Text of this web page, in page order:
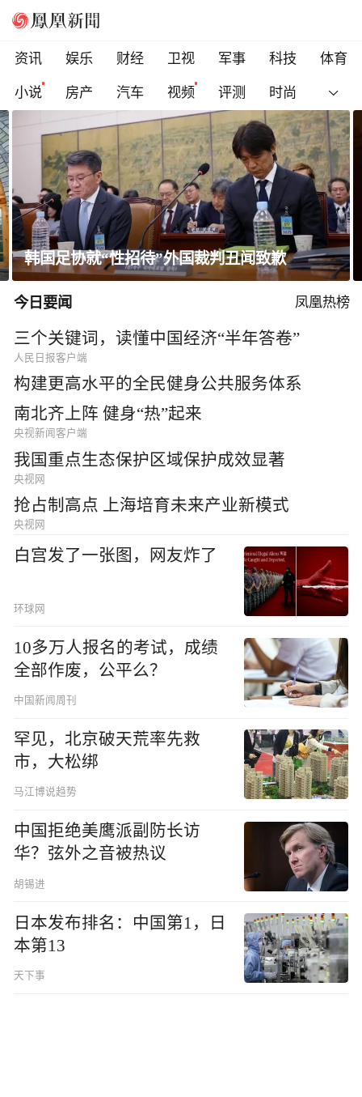
资讯 娱乐 财经 卫视 军事 科技
体育
小说
房产 汽车 视频 评测 时尚
一条隐蔽精干、长期潜伏的道路
今日要闻 凤凰热榜
三个关键词，读懂中国经济“半年答卷”
人民日报客户端
构建更高水平的全民健身公共服务体系
南北齐上阵 健身“热”起来
央视新闻客户端
我国重点生态保护区域保护成效显著
央视网
抢占制高点 上海培育未来产业新模式
央视网
白宫发了一张图，网友炸了
环球网
10多万人报名的考试，成绩
全部作废，公平么？
中国新闻周刊
罕见，北京破天荒率先救
市，大松绑
马江博说趋势
中国拒绝美鹰派副防长访
华？弦外之音被热议
胡锡进
日本发布排名：中国第1，日
本第13
天下事